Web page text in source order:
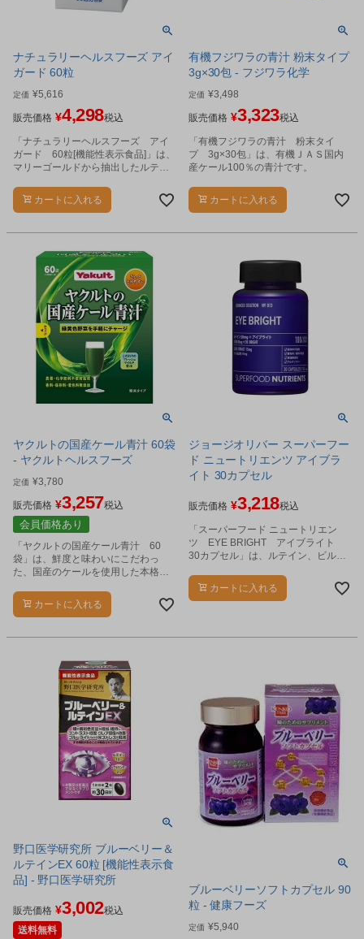
ナチュラリーヘルスフーズ アイ
ガード 60粒
定価 ¥5,616
販売価格 ¥4,298税込
「ナチュラリーヘルスフーズ アイ
ガード 60粒[機能性表示食品]」は、
マリーゴールドから抽出したルテイ
スを配合した機能性表示食品です。
カートに入れる
有機フジワラの青汁 粉末タイプ
3g×30包 - フジワラ化学
定価 ¥3,498
販売価格 ¥3,323税込
「有機フジワラの青汁 粉末タイ
プ 3g×30包」は、有機ＪＡＳ国内
産ケール100％の青汁です。
カートに入れる
ヤクルトの国産ケール青汁 60袋
- ヤクルトヘルスフーズ
定価 ¥3,780
販売価格 ¥3,257税込
会員価格あり
「ヤクルトの国産ケール青汁 60
袋」は、鮮度と味わいにこだわっ
た、国産のケールを使用した本格派
カートに入れる
ジョージオリバー スーパーフー
ド ニュートリエンツ アイブラ
イト 30カプセル
販売価格 ¥3,218税込
「スーパーフード ニュートリエン
ツ EYE BRIGHT アイブライト
30カプセル」は、ルテイン、ビルベ
を配合した現代人のためのサプリメ
ントです。
カートに入れる
野口医学研究所 ブルーベリー＆
ルテインEX 60粒 [機能性表示食
品] - 野口医学研究所
販売価格 ¥3,002税込
送料無料
ブルーベリーソフトカプセル 90
粒 - 健康フーズ
定価 ¥5,940